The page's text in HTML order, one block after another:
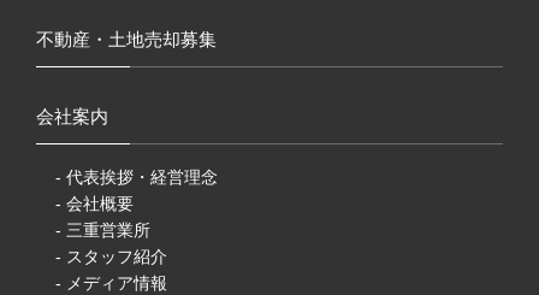
不動産・土地売却募集
会社案内
- 代表挨拶・経営理念
- 会社概要
- 三重営業所
- スタッフ紹介
- メディア情報